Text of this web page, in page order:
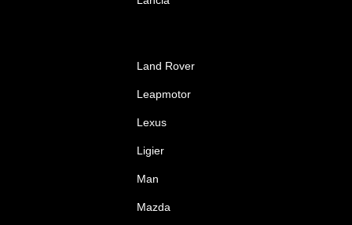
Land Rover
Leapmotor
Lexus
Ligier
Man
Mazda